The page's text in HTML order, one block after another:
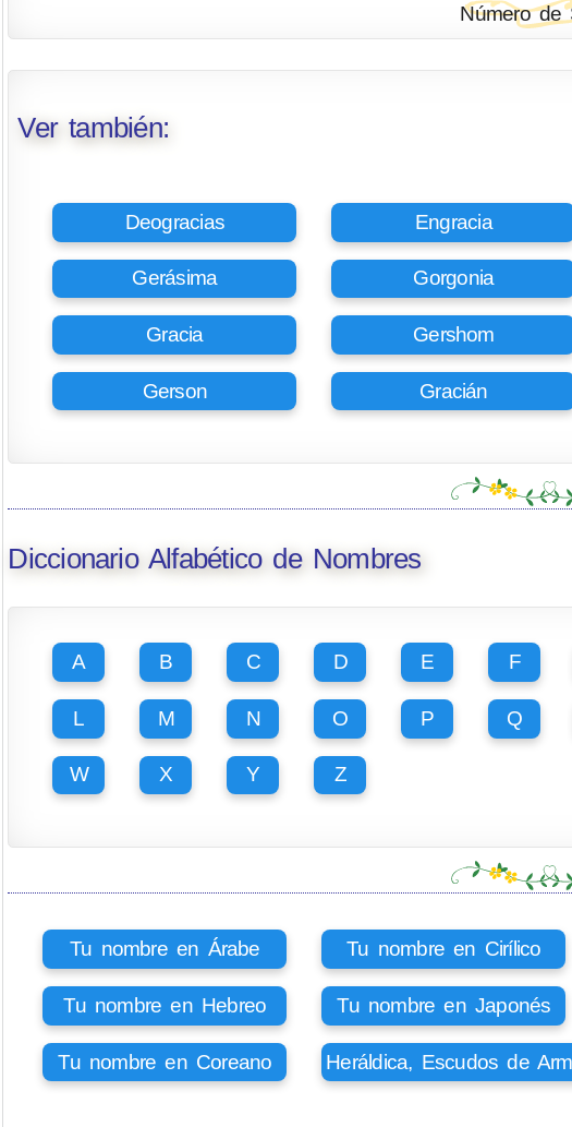
Número de
Ver también:
Deogracias Engracia
Gerásima Gorgonia
Gracia Gershom
Gerson Gracián
Diccionario Alfabético de Nombres
A B C D E F
L M N O P Q
W X Y Z
Tu nombre en Árabe Tu nombre en Cirílico
Tu nombre en Hebreo Tu nombre en Japonés
Tu nombre en Coreano Heráldica, Escudos de